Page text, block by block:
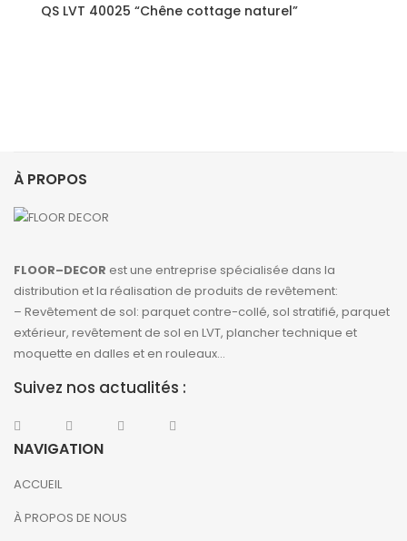
QS LVT 40025 “Chêne cottage naturel”
À PROPOS
FLOOR–DECOR est une entreprise spécialisée dans la
distribution et la réalisation de produits de revêtement:
– Revêtement de sol: parquet contre-collé, sol stratifié, parquet
extérieur, revêtement de sol en LVT, plancher technique et
moquette en dalles et en rouleaux…
Suivez nos actualités :
NAVIGATION
ACCUEIL
À PROPOS DE NOUS